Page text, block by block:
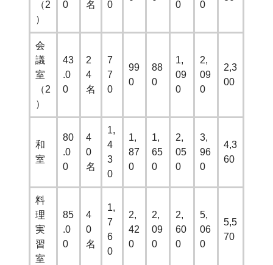
（2
）
0 名 0 0 0
会
議
室
（2
）
43
.0
0
2
4
名
7
7
0
99
0
88
0
1,
09
0
2,
09
0
2,3
00
和
室
80
.0
0
4
0
名
1,
4
3
0
1,
87
0
1,
65
0
2,
05
0
3,
96
0
4,3
60
料
理
実
習
室
85
.0
0
4
0
名
1,
7
6
0
2,
42
0
2,
09
0
2,
60
0
5,
06
0
5,5
70